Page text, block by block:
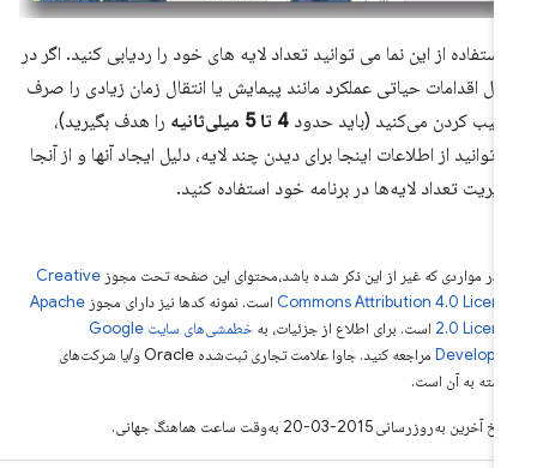
استفاده از این نما می توانید تعداد لایه های خود را ردیابی کنید. اگر در
اقدامات حیاتی عملکرد مانند پیمایش یا انتقال زمان زیادی را صرف
کردن می‌کنید (باید حدود4 تا 5 میلی‌ثانیه
را هدف بگیرید)،
از اطلاعات اینجا برای دیدن چند لایه، دلیل ایجاد آنها و از آنجا
تعداد لایه‌ها در برنامه خود استفاده کنید.
در مواردی که غیر از این ذکر شده باشد،‌محتوای این صفحه تحت مجوزCreative
Commons Attribution 4.0است. نمونه کدها نیز دارای مجوزApache
2.0است. برای اطلاع از جزئیات، به
خطمشی‌های سایت Google
مراجعه کنید. جاوا علامت تجاری ثبت‌شده Oracle و/یا شرکت‌های
به آن است.
آخرین به‌روزرسانی 2015-03-20 به‌وقت ساعت هماهنگ جهانی.